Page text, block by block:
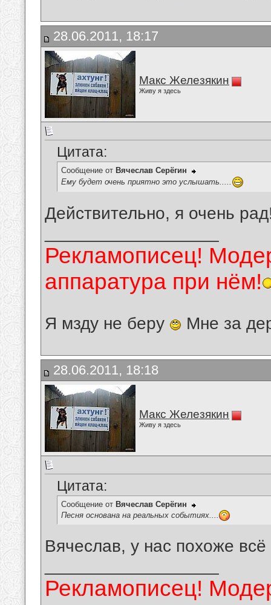
28.06.2011, 18:17
Макс Железякин
Живу я здесь
Цитата:
Сообщение от Вячеслав Серёгин
Ему будет очень приятно это услышать.....
Действительно, я очень
Рекламописец!
аппаратура при нём!
Я мзду не беру Мне за
28.06.2011, 18:18
Макс Железякин
Живу я здесь
Цитата:
Сообщение от Вячеслав Серёгин
Песня основана на реальных событиях....
Вячеслав, у нас похоже
Рекламописец!